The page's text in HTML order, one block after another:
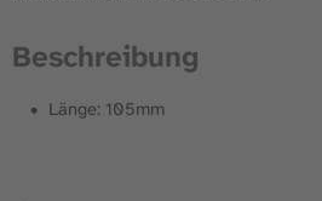
Beschreibung
Länge: 105mm